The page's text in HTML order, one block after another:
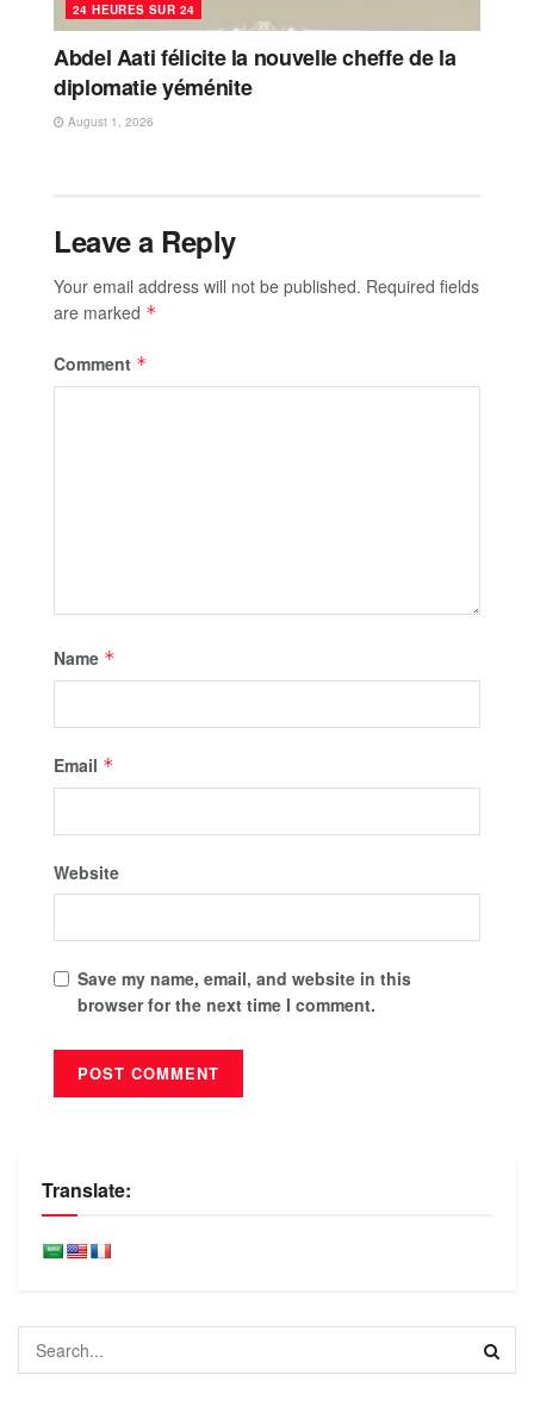
24 HEURES SUR 24
Abdel Aati félicite la nouvelle cheffe de la
diplomatie yéménite
August 1, 2026
Leave a Reply
Your email address will not be published. Required fields
are marked *
Comment *
Name *
Email *
Website
Save my name, email, and website in this
browser for the next time I comment.
Translate: